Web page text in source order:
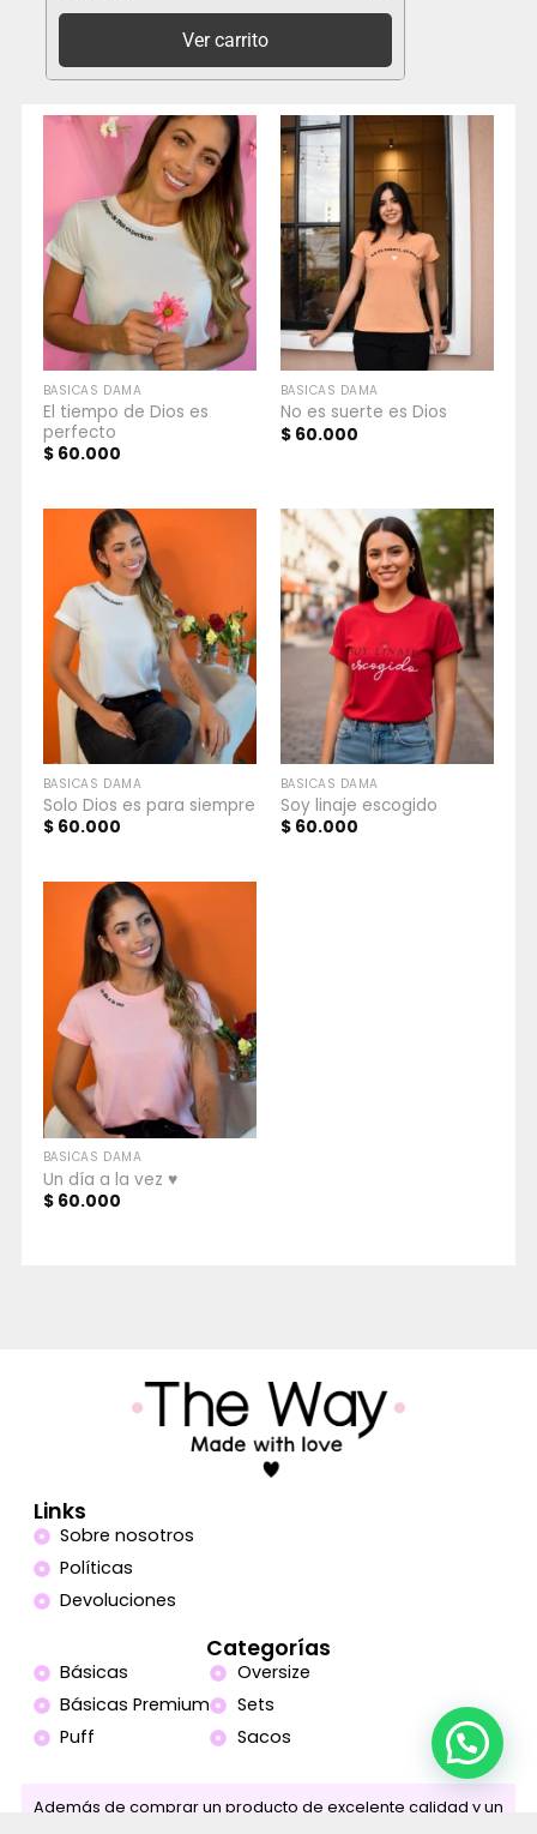
Ver carrito
BÁSICAS DAMA
El tiempo de Dios es
perfecto
$60.000
BÁSICAS DAMA
No es suerte es Dios
$60.000
BÁSICAS DAMA
Solo Dios es para siempre
$60.000
BÁSICAS DAMA
Soy linaje escogido
$60.000
BÁSICAS DAMA
Un día a la vez ♥
$60.000
Links
Sobre nosotros
Políticas
Devoluciones
Categorías
Básicas
Básicas Premium
Puff
Oversize
Sets
Sacos
Además de comprar un producto de excelente calidad y un